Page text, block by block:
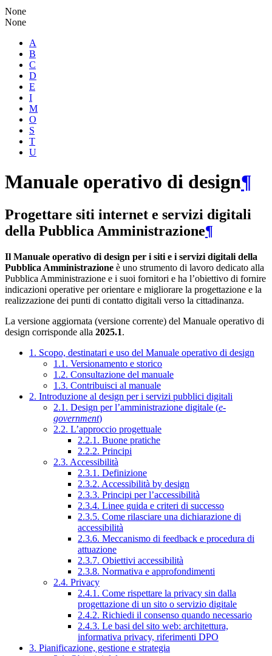
None
None
A
B
C
D
E
I
M
O
S
T
U
Manuale operativo di design¶
Progettare siti internet e servizi digitali
della Pubblica Amministrazione¶
Il Manuale operativo di design per i siti e i servizi digitali della
Pubblica Amministrazione è uno strumento di lavoro dedicato alla
Pubblica Amministrazione e i suoi fornitori e ha l’obiettivo di fornire
indicazioni operative per orientare e migliorare la progettazione e la
realizzazione dei punti di contatto digitali verso la cittadinanza.
La versione aggiornata (versione corrente) del Manuale operativo di
design corrisponde alla 2025.1.
1. Scopo, destinatari e uso del Manuale operativo di design
1.1. Versionamento e storico
1.2. Consultazione del manuale
1.3. Contribuisci al manuale
2. Introduzione al design per i servizi pubblici digitali
2.1. Design per l’amministrazione digitale (e-
government)
2.2. L’approccio progettuale
2.2.1. Buone pratiche
2.2.2. Principi
2.3. Accessibilità
2.3.1. Definizione
2.3.2. Accessibilità by design
2.3.3. Principi per l’accessibilità
2.3.4. Linee guida e criteri di successo
2.3.5. Come rilasciare una dichiarazione di
accessibilità
2.3.6. Meccanismo di feedback e procedura di
attuazione
2.3.7. Obiettivi accessibilità
2.3.8. Normativa e approfondimenti
2.4. Privacy
2.4.1. Come rispettare la privacy sin dalla
progettazione di un sito o servizio digitale
2.4.2. Richiedi il consenso quando necessario
2.4.3. Le basi del sito web: architettura,
informativa privacy, riferimenti DPO
3. Pianificazione, gestione e strategia